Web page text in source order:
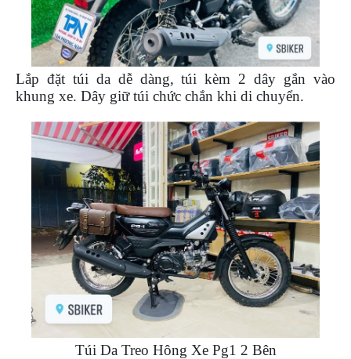
Lắp đặt túi da dễ dàng, túi kèm 2 dây gắn vào
khung xe. Dây giữ túi chức chắn khi di chuyển.
Túi Da Treo Hông Xe Pg1 2 Bên